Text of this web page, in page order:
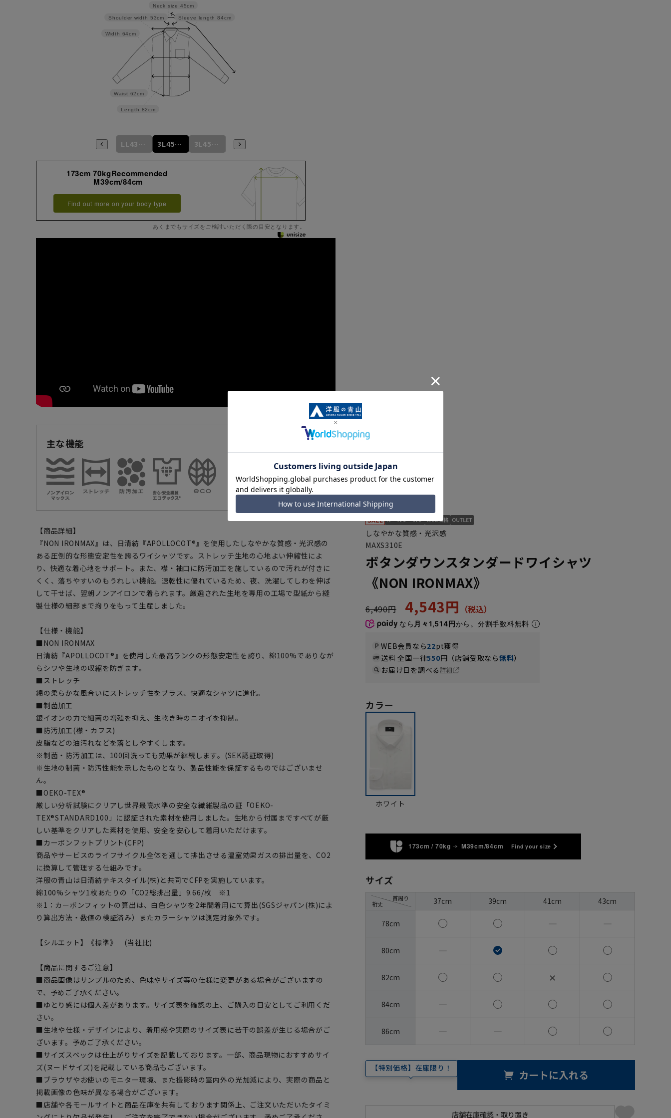
Sleeve length 84cm
Neck size 45cm
Length 82cm
Waist 62cm
Width 64cm
Shoulder width 53cm
LL43cm/82cm LL43cm/86cm 3L45cm/84cm 3L45cm/88cm
173cm 70kgRecommended
M39cm/84cm
Find out more on your body type
あくまでもサイズをご検討いただく際の目安となります。
主な機能 機能一覧
【商品詳細】
『NON IRONMAX』は、日清紡『APOLLOCOT®』を使用したしなやかな質感・光沢感の
ある圧倒的な形態安定性を誇るワイシャツです。ストレッチ生地の心地よい伸縮性によ
り、快適な着心地をサポート。また、襟・袖口に防汚加工を施しているので汚れが付きに
くく、落ちやすいのもうれしい機能。速乾性に優れているため、夜、洗濯してしわを伸ば
して干せば、翌朝ノンアイロンで着られます。厳選された生地を専用の工場で型紙から縫
製仕様の細部まで拘りをもって生産しました。
【仕様・機能】
■NON IRONMAX
日清紡『APOLLOCOT®』を使用した最高ランクの形態安定性を誇り、綿100%でありなが
らシワや生地の収縮を防ぎます。
■ストレッチ
綿の柔らかな風合いにストレッチ性をプラス、快適なシャツに進化。
■制菌加工
銀イオンの力で細菌の増殖を抑え、生乾き時のニオイを抑制。
■防汚加工(襟・カフス)
皮脂などの油汚れなどを落としやすくします。
※制菌・防汚加工は、100回洗っても効果が継続します。(SEK認証取得)
※生地の制菌・防汚性能を示したものとなり、製品性能を保証するものではございませ
ん。
■OEKO-TEX®
厳しい分析試験にクリアし世界最高水準の安全な繊維製品の証「OEKO-
TEX®STANDARD100」に認証された素材を使用しました。生地から付属まですべてが厳
しい基準をクリアした素材を使用、安全を安心して着用いただけます。
■カーボンフットプリント(CFP)
商品やサービスのライフサイクル全体を通して排出させる温室効果ガスの排出量を、CO2
に換算して管理する仕組みです。
洋服の青山は日清紡テキスタイル(株)と共同でCFPを実施しています。
綿100%シャツ1枚あたりの「CO2総排出量」9.66/枚 ※1
※1：カーボンフィットの算出は、白色シャツを2年間着用にて算出(SGSジャパン(株)によ
り算出方法・数値の検証済み）またカラーシャツは測定対象外です。
【シルエット】《標準》 (当社比)
【商品に関するご注意】
■商品画像はサンプルのため、色味やサイズ等の仕様に変更がある場合がございますの
で、予めご了承ください。
■ゆとり感には個人差があります。サイズ表を確認の上、ご購入の目安としてご利用くだ
さい。
■生地や仕様・デザインにより、着用感や実際のサイズ表に若干の誤差が生じる場合がご
ざいます。予めご了承ください。
■サイズスペックは仕上がりサイズを記載しております。一部、商品現物におすすめサイ
ズ(ヌードサイズ)を記載している商品もございます。
■ブラウザやお使いのモニター環境、また撮影時の室内外の光加減により、実際の商品と
掲載画像の色味が異なる場合がございます。
■店舗や各モールサイトと商品在庫を共有しております関係上、ご注文いただいたタイミ
しなやかな質感・光沢感
MAXS310E
ボタンダウンスタンダードワイシャツ
《NON IRONMAX》
6,490円 4,543円
なら 月々1,514円から。分割手数料無料
WEB会員なら22pt獲得
送料 全国一律550円（店舗受取なら無料）
お届け日を調べる詳細
カラー
ホワイト
173cm / 70kg M39cm/84cm Find your size
サイズ
裄丈
首周り 37cm 39cm 41cm 43cm
78cm ― ―
80cm ―
82cm ✕
84cm ―
86cm ― ―
【特別価格】在庫限り！ カートに入れる